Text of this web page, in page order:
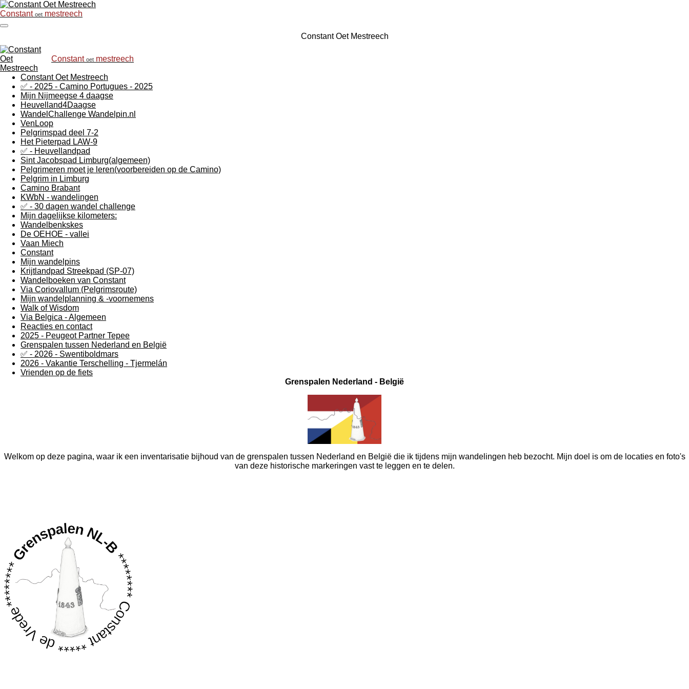
Ga
direct
naar
hoofdinhoud
Constant oet mestreech
Constant Oet Mestreech
Constant oet mestreech
Constant Oet Mestreech
✅ - 2025 - Camino Portugues - 2025
Mijn Nijmeegse 4 daagse
Heuvelland4Daagse
WandelChallenge Wandelpin.nl
VenLoop
Pelgrimspad deel 7-2
Het Pieterpad LAW-9
✅ - Heuvellandpad
Sint Jacobspad Limburg(algemeen)
Pelgrimeren moet je leren(voorbereiden op de Camino)
Pelgrim in Limburg
Camino Brabant
KWbN - wandelingen
✅ - 30 dagen wandel challenge
Mijn dagelijkse kilometers:
Wandelbenkskes
De OEHOE - vallei
Vaan Miech
Constant
Mijn wandelpins
Krijtlandpad Streekpad (SP-07)
Wandelboeken van Constant
Via Coriovallum (Pelgrimsroute)
Mijn wandelplanning & -voornemens
Walk of Wisdom
Via Belgica - Algemeen
Reacties en contact
2025 - Peugeot Partner Tepee
Grenspalen tussen Nederland en België
✅ - 2026 - Swentiboldmars
2026 - Vakantie Terschelling - Tjermelán
Vrienden op de fiets
Grenspalen Nederland - België
Welkom op deze pagina, waar ik een inventarisatie bijhoud van de grenspalen tussen Nederland en België die ik tijdens mijn wandelingen heb bezocht. Mijn doel is om de locaties en foto's
van deze historische markeringen vast te leggen en te delen.